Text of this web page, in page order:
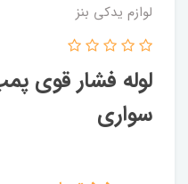
لوازم یدکی بنز
لوله فشار قوی
سواری